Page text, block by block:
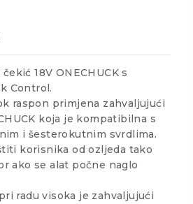
18V ONECHUCK s
Control.
raspon primjena zahvaljujući
koja je kompatibilna s
i šesterokutnim svrdlima.
korisnika od ozljeda tako
ako se alat počne naglo
radu visoka je zahvaljujući